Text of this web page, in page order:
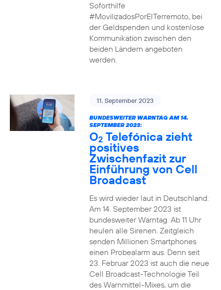
Soforthilfe
#MovilizadosPorElTerremoto, bei
der Geldspenden und kostenlose
Kommunikation zwischen den
beiden Ländern angeboten
werden.
11. September 2023
BUNDESWEITER WARNTAG AM 14.
SEPTEMBER 2023:
O2 Telefónica zieht
positives
Zwischenfazit zur
Einführung von Cell
Broadcast
Es wird wieder laut in Deutschland:
Am 14. September 2023 ist
bundesweiter Warntag. Ab 11 Uhr
heulen alle Sirenen. Zeitgleich
senden Millionen Smartphones
einen Probealarm aus. Denn seit
23. Februar 2023 ist auch die neue
Cell Broadcast-Technologie Teil
des Warnmittel-Mixes, um die